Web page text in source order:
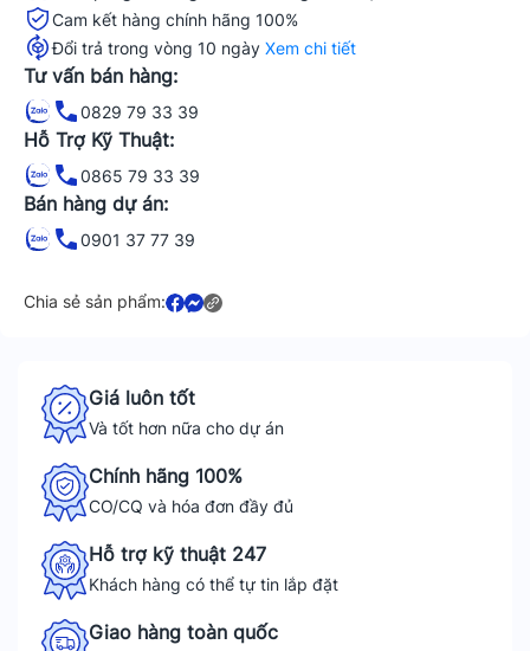
Cam kết hàng chính hãng 100%
Đổi trả trong vòng 10 ngày Xem chi tiết
Tư vấn bán hàng:
0829 79 33 39
Hỗ Trợ Kỹ Thuật:
0865 79 33 39
Bán hàng dự án:
0901 37 77 39
Chia sẻ sản phẩm:
Giá luôn tốt
Và tốt hơn nữa cho dự án
Chính hãng 100%
CO/CQ và hóa đơn đầy đủ
Hỗ trợ kỹ thuật 247
Khách hàng có thể tự tin lắp đặt
Giao hàng toàn quốc